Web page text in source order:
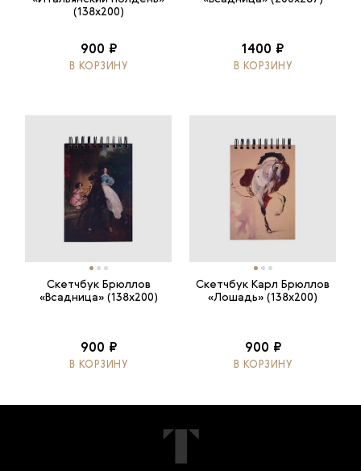
(138х200)
900 ₽
В КОРЗИНУ
1400 ₽
В КОРЗИНУ
Скетчбук Брюллов
«Всадница» (138х200)
900 ₽
В КОРЗИНУ
Скетчбук Карл Брюллов
«Лошадь» (138х200)
900 ₽
В КОРЗИНУ